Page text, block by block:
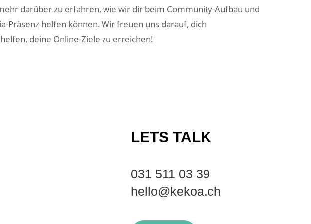
darüber zu erfahren, wie wir dir beim Community-Aufbau und
Präsenz helfen können. Wir freuen uns darauf, dich
deine Online-Ziele zu erreichen!
LETS TALK
031 511 03 39
hello@kekoa.ch